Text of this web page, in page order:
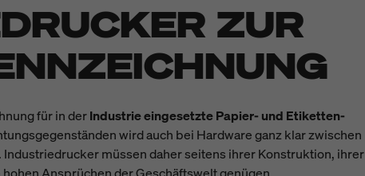
ZUR
für in derIndustrie eingesetzte Papier- und Etiketten-
wird auch bei Hardware ganz klar zwischen
müssen daher seitens ihrer Konstruktion, ihrer